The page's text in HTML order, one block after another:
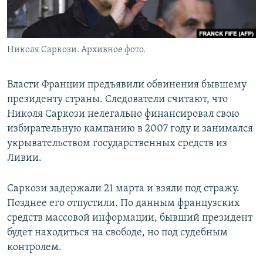
Николя Саркози. Архивное фото.
Власти Франции предъявили обвинения бывшему
президенту страны. Следователи считают, что
Николя Саркози нелегально финансировал свою
избирательную кампанию в 2007 году и занимался
укрывательством государственных средств из
Ливии.
Саркози задержали 21 марта и взяли под стражу.
Позднее его отпустили. По данным французских
средств массовой информации, бывший президент
будет находиться на свободе, но под судебным
контролем.